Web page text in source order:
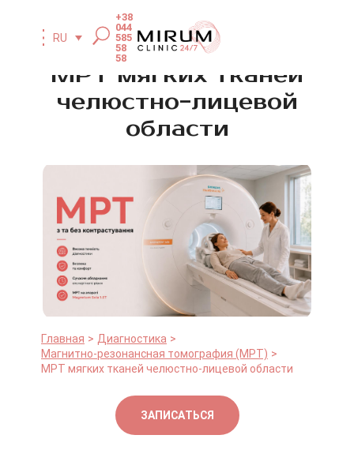
RU
+38
044
585
58
58
МРТ мягких тканей
челюстно-лицевой
области
Главная
Диагностика
Магнитно-резонансная томография (МРТ)
МРТ мягких тканей челюстно-лицевой области
ЗАПИСАТЬСЯ